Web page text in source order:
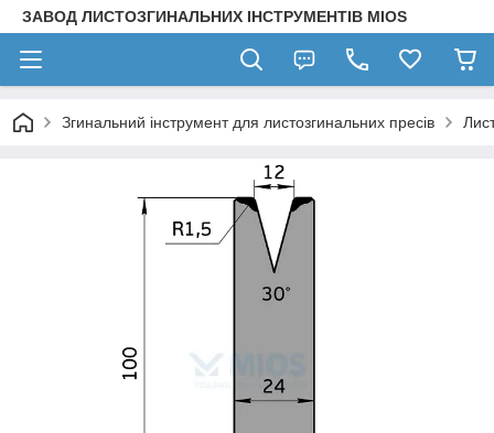
ЗАВОД ЛИСТОЗГИНАЛЬНИХ ІНСТРУМЕНТІВ MIOS
Згинальний інструмент для листозгинальних пресів